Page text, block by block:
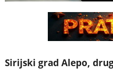
Sirijski grad Alepo,